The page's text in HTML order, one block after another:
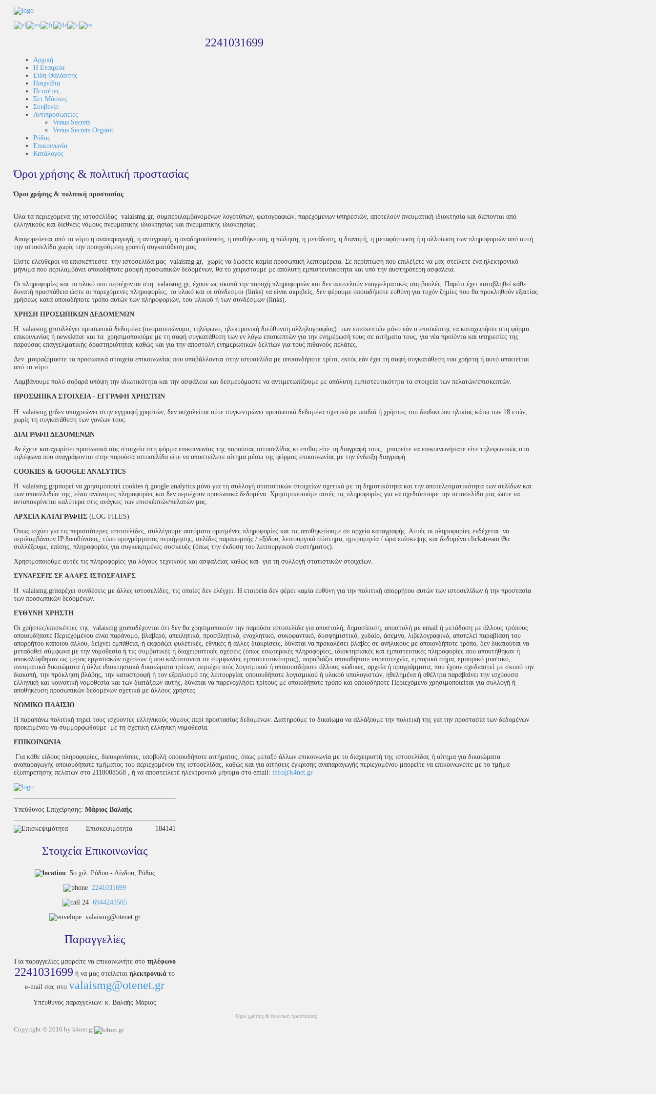
2241031699
Αρχική
Η Εταιρεία
Είδη Θαλάσσης
Παιχνίδια
Πετσέτες
Σετ Μάσκες
Σουβενίρ
Αντιπροσωπείες
Venus Secrets
Venus Secrets Organic
Ρόδος
Επικοινωνία
Κατάλογος
Όροι χρήσης & πολιτική προστασίας
Όροι χρήσης & πολιτική προστασίας
Όλα τα περιεχόμενα της ιστοσελίδας valaismg.gr, συμπεριλαμβανομένων λογοτύπων, φωτογραφιών, παρεχόμενων υπηρεσιών, αποτελούν πνευματική ιδιοκτησία και διέπονται από
ελληνικούς και διεθνείς νόμους πνευματικής ιδιοκτησίας και πνευματικής ιδιοκτησίας.
Απαγορεύεται από το νόμο η αναπαραγωγή, η αντιγραφή, η αναδημοσίευση, η αποθήκευση, η πώληση, η μετάδοση, η διανομή, η μεταφόρτωση ή η αλλοίωση των πληροφοριών από αυτή
την ιστοσελίδα χωρίς την προηγούμενη γραπτή συγκατάθεση μας.
Είστε ελεύθεροι να επισκέπτεστε την ιστοσελίδα μας valaismg.gr, χωρίς να δώσετε καμία προσωπική λεπτομέρεια. Σε περίπτωση που επιλέξετε να μας στείλετε ένα ηλεκτρονικό
μήνυμα που περιλαμβάνει οποιαδήποτε μορφή προσωπικών δεδομένων, θα το χειριστούμε με απόλυτη εμπιστευτικότητα και υπό την αυστηρότερη ασφάλεια.
Οι πληροφορίες και το υλικό που περιέχονται στη valaismg.gr, έχουν ως σκοπό την παροχή πληροφοριών και δεν αποτελούν επαγγελματικές συμβουλές. Παρότι έχει καταβληθεί κάθε
δυνατή προσπάθεια ώστε οι παρεχόμενες πληροφορίες, το υλικό και οι σύνδεσμοι (links) να είναι ακριβείς, δεν φέρουμε οποιαδήποτε ευθύνη για τυχόν ζημίες που θα προκληθούν εξαιτίας
χρήσεως κατά οποιοδήποτε τρόπο αυτών των πληροφοριών, του υλικού ή των συνδέσμων (links).
ΧΡΗΣΗ ΠΡΟΣΩΠΙΚΩΝ ΔΕΔΟΜΕΝΩΝ
Η valaismg.grσυλλέγει προσωπικά δεδομένα (ονοματεπώνυμο, τηλέφωνο, ηλεκτρονική διεύθυνση αλληλογραφίας) των επισκεπτών μόνο εάν ο επισκέπτης τα καταχωρήσει στη φόρμα
επικοινωνίας ή newsletter και τα χρησιμοποιούμε με τη σαφή συγκατάθεση των εν λόγω επισκεπτών για την ενημέρωσή τους σε αιτήματα τους, για νέα προϊόντα και υπηρεσίες της
παρούσας επαγγελματικής δραστηριότητας καθώς και για την αποστολή ενημερωτικών δελτίων για τους πιθανούς πελάτες.
Δεν μοιραζόμαστε τα προσωπικά στοιχεία επικοινωνίας που υποβάλλονται στην ιστοσελίδα με οποιονδήποτε τρίτο, εκτός εάν έχει τη σαφή συγκατάθεση του χρήστη ή αυτό απαιτείται
από το νόμο.
Λαμβάνουμε πολύ σοβαρά υπόψη την ιδιωτικότητα και την ασφάλεια και δεσμευόμαστε να αντιμετωπίζουμε με απόλυτη εμπιστευτικότητα τα στοιχεία των πελατών/επισκεπτών.
ΠΡΟΣΩΠΙΚΑ ΣΤΟΙΧΕΙΑ - ΕΓΓΡΑΦΗ ΧΡΗΣΤΩΝ
Η valaismg.grδεν υποχρεώνει στην εγγραφή χρηστών, δεν ασχολείται ούτε συγκεντρώνει προσωπικά δεδομένα σχετικά με παιδιά ή χρήστες του διαδικτύου ηλικίας κάτω των 18 ετών,
χωρίς τη συγκατάθεση των γονέων τους.
ΔΙΑΓΡΑΦΗ ΔΕΔΟΜΕΝΩΝ
Αν έχετε καταχωρίσει προσωπικά σας στοιχεία στη φόρμα επικοινωνίας της παρούσας ιστοσελίδας κι επιθυμείτε τη διαγραφή τους, μπορείτε να επικοινωνήσατε είτε τηλεφωνικώς στα
τηλέφωνα που αναγράφονται στην παρούσα ιστοσελίδα είτε να αποστείλετε αίτημα μέσω της φόρμας επικοινωνίας με την ένδειξη διαγραφή
COOKIES & GOOGLE ANALYTICS
Η valaismg.grμπορεί να χρησιμοποιεί cookies ή google analytics μόνο για τη συλλογή στατιστικών στοιχείων σχετικά με τη δημοτικότητα και την αποτελεσματικότητα των σελίδων και
των υποσέλιδών της, είναι ανώνυμες πληροφορίες και δεν περιέχουν προσωπικά δεδομένα. Χρησιμοποιούμε αυτές τις πληροφορίες για να σχεδιάσουμε την ιστοσελίδα μας ώστε να
ανταποκρίνεται καλύτερα στις ανάγκες των επισκέπτών/πελατών μας.
ΑΡΧΕΙΑ ΚΑΤΑΓΡΑΦΗΣ (LOG FILES)
Όπως ισχύει για τις περισσότερες ιστοσελίδες, συλλέγουμε αυτόματα ορισμένες πληροφορίες και τις αποθηκεύουμε σε αρχεία καταγραφής. Αυτές οι πληροφορίες ενδέχεται να
περιλαμβάνουν IP διευθύνσεις, τύπο προγράμματος περιήγησης, σελίδες παραπομπής / εξόδου, λειτουργικό σύστημα, ημερομηνία / ώρα επίσκεψης και δεδομένα clickstream Θα
συλλέξουμε, επίσης, πληροφορίες για συγκεκριμένες συσκευές (όπως την έκδοση του λειτουργικού συστήματος).
Χρησιμοποιούμε αυτές τις πληροφορίες για λόγους τεχνικούς και ασφαλείας καθώς και για τη συλλογή στατιστικών στοιχείων.
ΣΥΝΔΕΣΕΙΣ ΣΕ ΑΛΛΕΣ ΙΣΤΟΣΕΛΙΔΕΣ
Η valaismg.grπαρέχει συνδέσεις με άλλες ιστοσελίδες, τις οποίες δεν ελέγχει. Η εταιρεία δεν φέρει καμία ευθύνη για την πολιτική απορρήτου αυτών των ιστοσελίδων ή την προστασία
των προσωπικών δεδομένων.
ΕΥΘΥΝΗ ΧΡΗΣΤΗ
Οι χρήστες/επισκέπτες της valaismg.grαποδέχονται ότι δεν θα χρησιμοποιούν την παρούσα ιστοσελίδα για αποστολή, δημοσίευση, αποστολή με email ή μετάδοση με άλλους τρόπους
οποιουδήποτε Περιεχομένου είναι παράνομο, βλαβερό, απειλητικό, προσβλητικό, ενοχλητικό, συκοφαντικό, δυσφημιστικό, χυδαίο, άσεμνο, λιβελογραφικό, αποτελεί παραβίαση του
απορρήτου κάποιου άλλου, δείχνει εμπάθεια, ή εκφράζει φυλετικές, εθνικές ή άλλες διακρίσεις, δύναται να προκαλέσει βλάβες σε ανήλικους με οποιονδήποτε τρόπο, δεν δικαιούται να
μεταδοθεί σύμφωνα με την νομοθεσία ή τις συμβατικές ή διαχειριστικές σχέσεις (όπως εσωτερικές πληροφορίες, ιδιοκτησιακές και εμπιστευτικές πληροφορίες που αποκτήθηκαν ή
αποκαλύφθηκαν ως μέρος εργασιακών σχέσεων ή που καλύπτονται σε συμφωνίες εμπιστευτικότητας), παραβιάζει οποιαδήποτε ευρεσιτεχνία, εμπορικό σήμα, εμπορικό μυστικό,
πνευματικά δικαιώματα ή άλλα ιδιοκτησιακά δικαιώματα τρίτων, περιέχει ιούς λογισμικού ή οποιουσδήποτε άλλους κώδικες, αρχεία ή προγράμματα, που έχουν σχεδιαστεί με σκοπό την
διακοπή, την πρόκληση βλάβης, την καταστροφή ή τον εξοπλισμό της λειτουργίας οποιουδήποτε λογισμικού ή υλικού υπολογιστών, ηθελημένα ή αθέλητα παραβαίνει την ισχύουσα
ελληνική και κοινοτική νομοθεσία και των διατάξεων αυτής, δύναται να παρενοχλήσει τρίτους με οποιοδήποτε τρόπο και οποιοδήποτε Περιεχόμενο χρησιμοποιείται για συλλογή ή
αποθήκευση προσωπικών δεδομένων σχετικά με άλλους χρήστες
ΝΟΜΙΚΟ ΠΛΑΙΣΙΟ
Η παραπάνω πολιτική τηρεί τους ισχύοντες ελληνικούς νόμους περί προστασίας δεδομένων. Διατηρούμε το δικαίωμα να αλλάξουμε την πολιτική της για την προστασία των δεδομένων
προκειμένου να συμμορφωθούμε με τη σχετική ελληνική νομοθεσία.
ΕΠΙΚΟΙΝΩΝΙΑ
Για κάθε είδους πληροφορίες, διευκρινίσεις, υποβολή οποιουδήποτε αιτήματος, όπως μεταξύ άλλων επικοινωνία με το διαχειριστή της ιστοσελίδας ή αίτημα για δικαιώματα
αναπαραγωγής οποιουδήποτε τμήματος του περιεχομένου της ιστοσελίδας, καθώς και για αιτήσεις έγκρισης αναπαραγωγής περιεχομένου μπορείτε να επικοινωνείτε με το τμήμα
εξυπηρέτησης πελατών στο 2118008568 , ή να αποστείλετέ ηλεκτρονικό μήνυμα στο email: info@k4net.gr
Υπεύθυνος Επιχείρησης: Μάριος Βαλαής
Επισκεψιμότητα 184141
Στοιχεία Επικοινωνίας
5ο χιλ. Ρόδου - Λίνδου, Ρόδος
2241031699
6944243505
valaismg@otenet.gr
Παραγγελίες
Για παραγγελίες μπορείτε να επικοινωνήτε στο τηλέφωνο
2241031699 ή να μας στείλεται ηλεκτρονικά το
e-mail σας στο valaismg@otenet.gr
Υπέυθυνος παραγγελιών: κ. Βαλαής Μάριος
Όροι χρήσης & πολιτική προστασίας
Copyright © 2016 by k4net.gr